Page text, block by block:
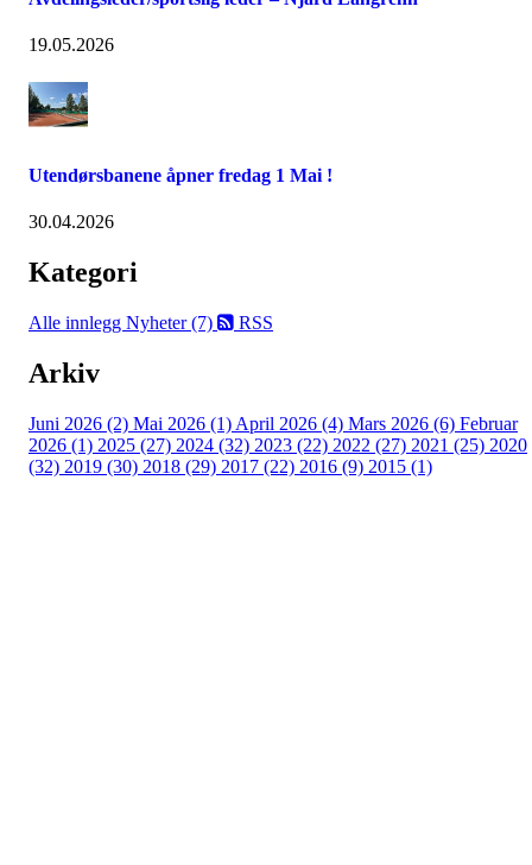
19.05.2026
Utendørsbanene åpner fredag 1 Mai !
30.04.2026
Kategori
Alle innlegg Nyheter (7) RSS
Arkiv
Juni 2026 (2) Mai 2026 (1) April 2026 (4) Mars 2026 (6) Februar
2026 (1) 2025 (27) 2024 (32) 2023 (22) 2022 (27) 2021 (25) 2020
(32) 2019 (30) 2018 (29) 2017 (22) 2016 (9) 2015 (1)